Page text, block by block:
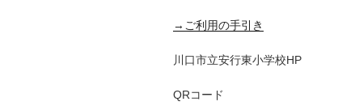
→ご利用の手引き
川口市立安行東小学校HP
QRコード